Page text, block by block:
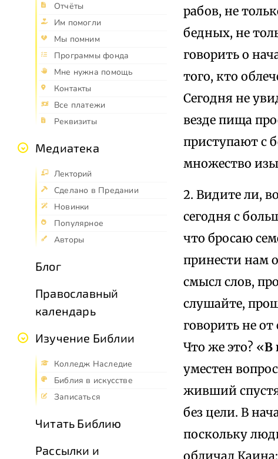
Отчёты
Им помогли
Мы помним
Программы фонда
Мне нужна помощь
Контакты
Все платежи
Реквизиты
Медиатека
Лекторий
Сделано в Предании
Новинки
Популярное
Авторы
Блог
Православный
календарь
Изучение Библии
Колледж Наследие
Библия в искусстве
Записаться
Читать Библию
Рассылки и
рабов, не
бедных, не
говорить о
того, кто
Сегодня не
везде пища
приступают с
множество
2. Видите ли,
сегодня с
что бросаю
принести нам
смысл слов,
слушайте,
говорить не
Что же это? «В
уместен
живший
без цели. В
поскольку
обличал